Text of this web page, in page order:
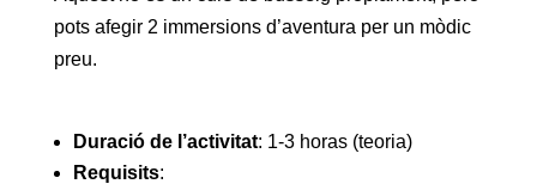
pots afegir 2 immersions d’aventura per un mòdic
preu.
Duració de l’activitat: 1-3 horas (teoria)
Requisits: